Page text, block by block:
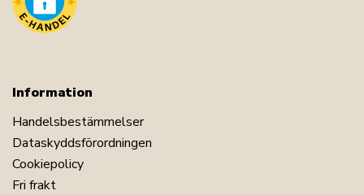
Information
Handelsbestämmelser
Dataskyddsförordningen
Cookiepolicy
Fri frakt